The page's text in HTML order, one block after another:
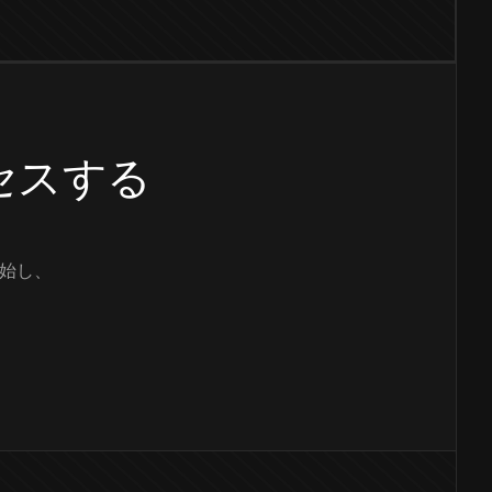
スする
し、